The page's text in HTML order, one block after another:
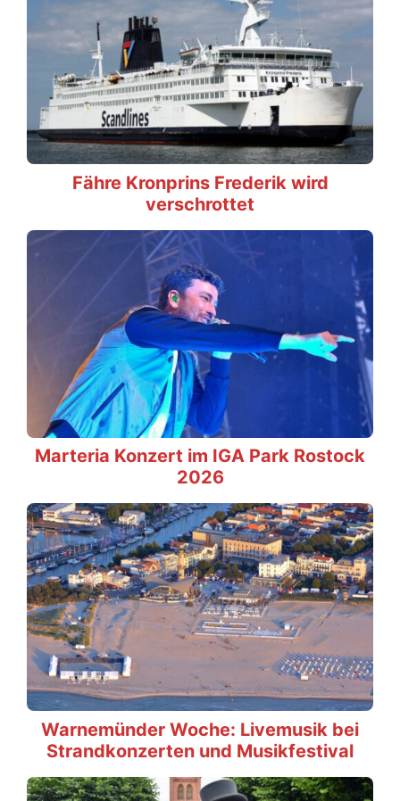
Fähre Kronprins Frederik wird
verschrottet
Marteria Konzert im IGA Park Rostock
2026
Warnemünder Woche: Livemusik bei
Strandkonzerten und Musikfestival